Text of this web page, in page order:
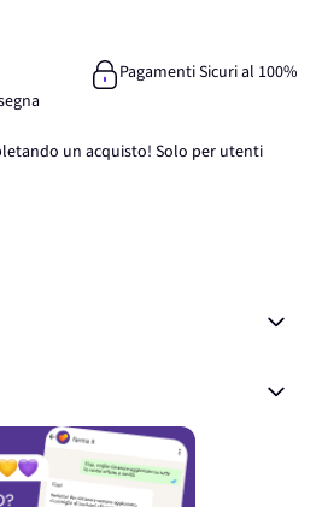
Pagamenti Sicuri al 100%
un acquisto! Solo per utenti